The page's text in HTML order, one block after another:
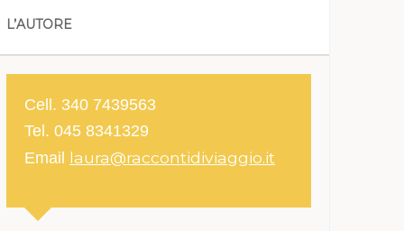
L’AUTORE
Cell. 340 7439563
Tel. 045 8341329
Email laura@raccontidiviaggio.it